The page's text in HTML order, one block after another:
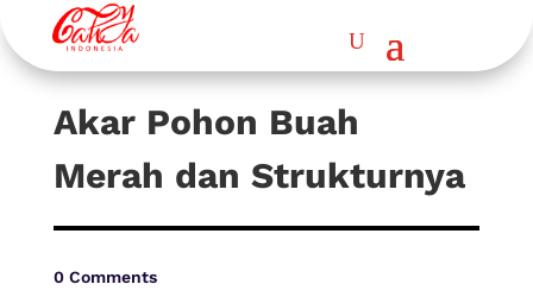
Akar Pohon Buah
Merah dan Strukturnya
0 Comments